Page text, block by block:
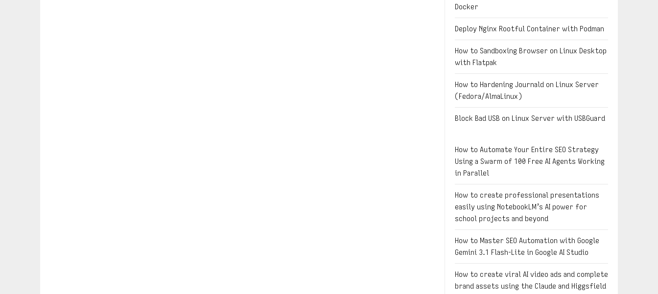
Docker
Deploy Nginx Rootful Container with Podman
How to Sandboxing Browser on Linux Desktop
with Flatpak
How to Hardening Journald on Linux Server
(Fedora/AlmaLinux)
Block Bad USB on Linux Server with USBGuard
How to Automate Your Entire SEO Strategy
Using a Swarm of 100 Free AI Agents Working
in Parallel
How to create professional presentations
easily using NotebookLM’s AI power for
school projects and beyond
How to Master SEO Automation with Google
Gemini 3.1 Flash-Lite in Google AI Studio
How to create viral AI video ads and complete
brand assets using the Claude and Higgsfield